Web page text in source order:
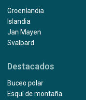
Groenlandia
Islandia
Jan Mayen
Svalbard
Destacados
Buceo polar
Esquí de montaña